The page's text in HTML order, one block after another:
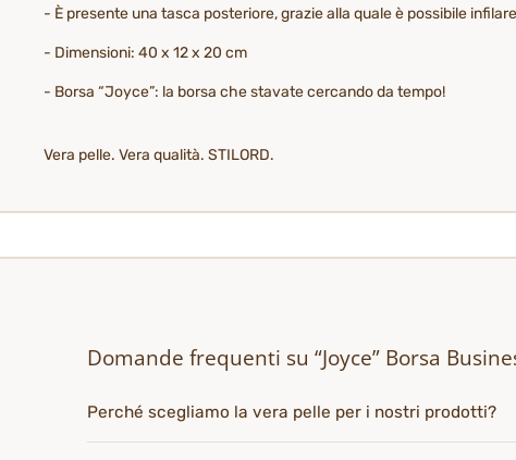
- È presente una tasca posteriore, grazie alla quale è possibile
- Dimensioni: 40 x 12 x 20 cm
- Borsa “Joyce”: la borsa che stavate cercando da tempo!
Vera pelle. Vera qualità. STILORD.
Domande frequenti su “Joyce” Borsa
Perché scegliamo la vera pelle per i nostri prodotti?